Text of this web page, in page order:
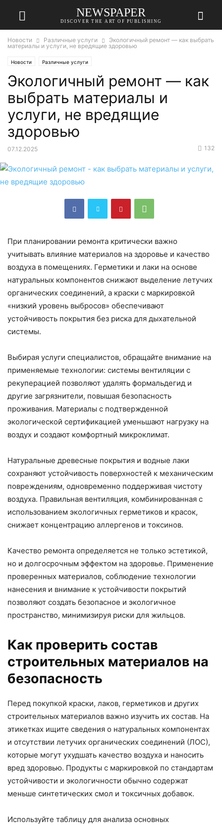
NEWSPAPER
DISCOVER THE ART OF PUBLISHING
Новости Различные услуги
Экологичный ремонт — как выбрать
материалы и услуги, не вредящие здоровью
Новости Различные услуги
Экологичный ремонт — как
выбрать материалы и
услуги, не вредящие
здоровью
07.12.2025 132
При планировании ремонта критически важно
учитывать влияние материалов на здоровье и качество
воздуха в помещениях. Герметики и лаки на основе
натуральных компонентов снижают выделение летучих
органических соединений, а краски с маркировкой
«низкий уровень выбросов» обеспечивают
устойчивость покрытия без риска для дыхательной
системы.
Выбирая услуги специалистов, обращайте внимание на
применяемые технологии: системы вентиляции с
рекуперацией позволяют удалять формальдегид и
другие загрязнители, повышая безопасность
проживания. Материалы с подтвержденной
экологической сертификацией уменьшают нагрузку на
воздух и создают комфортный микроклимат.
Натуральные древесные покрытия и водные лаки
сохраняют устойчивость поверхностей к механическим
повреждениям, одновременно поддерживая чистоту
воздуха. Правильная вентиляция, комбинированная с
использованием экологичных герметиков и красок,
снижает концентрацию аллергенов и токсинов.
Качество ремонта определяется не только эстетикой,
но и долгосрочным эффектом на здоровье. Применение
проверенных материалов, соблюдение технологии
нанесения и внимание к устойчивости покрытий
позволяют создать безопасное и экологичное
пространство, минимизируя риски для жильцов.
Как проверить состав
строительных материалов на
безопасность
Перед покупкой краски, лаков, герметиков и других
строительных материалов важно изучить их состав. На
этикетках ищите сведения о натуральных компонентах
и отсутствии летучих органических соединений (ЛОС),
которые могут ухудшать качество воздуха и наносить
вред здоровью. Продукты с маркировкой по стандартам
устойчивости и экологичности обычно содержат
меньше синтетических смол и токсичных добавок.
Используйте таблицу для анализа основных